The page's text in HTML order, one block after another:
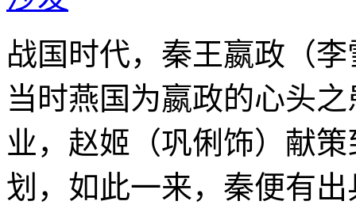
战国时代，秦王嬴政（
当时燕国为嬴政的心头
业，赵姬（巩俐饰）献
划，如此一来，秦便有